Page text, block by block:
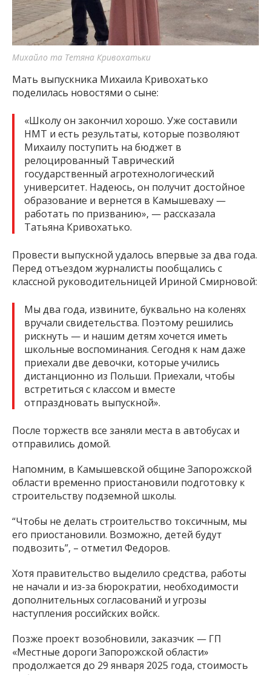
Михайло та Тетяна Кривохатьки
Мать выпускника Михаила Кривохатько
поделилась новостями о сыне:
«Школу он закончил хорошо. Уже составили
НМТ и есть результаты, которые позволяют
Михаилу поступить на бюджет в
релоцированный Таврический
государственный агротехнологический
университет. Надеюсь, он получит достойное
образование и вернется в Камышеваху —
работать по призванию», — рассказала
Татьяна Кривохатько.
Провести выпускной удалось впервые за два года.
Перед отъездом журналисты пообщались с
классной руководительницей Ириной Смирновой:
Мы два года, извините, буквально на коленях
вручали свидетельства. Поэтому решились
рискнуть — и нашим детям хочется иметь
школьные воспоминания. Сегодня к нам даже
приехали две девочки, которые учились
дистанционно из Польши. Приехали, чтобы
встретиться с классом и вместе
отпраздновать выпускной».
После торжеств все заняли места в автобусах и
отправились домой.
Напомним, в Камышевской общине Запорожской
области временно приостановили подготовку к
строительству подземной школы.
“Чтобы не делать строительство токсичным, мы
его приостановили. Возможно, детей будут
подвозить”, – отметил Федоров.
Хотя правительство выделило средства, работы
не начали и из-за бюрократии, необходимости
дополнительных согласований и угрозы
наступления российских войск.
Позже проект возобновили, заказчик — ГП
«Местные дороги Запорожской области»
продолжается до 29 января 2025 года, стоимость